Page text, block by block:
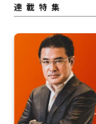
連載特集